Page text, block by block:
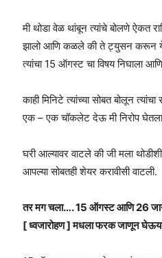
मी थोडा वेळ थांबून त्यांचे बोलणे ऐकत
झालो आणि कळले की ते ट्युसन करून
त्यांचा 15 ऑगस्ट चा विषय निघाला आणि
काही मिनिटे त्यांच्या सोबत बोलून
एक – एक चॉकलेट देऊ मी निरोप
घरी आल्यावर वाटले की जी मला थोडीशी
आपल्या सोबतही शेयर करावीसी वाटली.
तर मग चला…. 15 ऑगस्ट आणि 26
[ ध्वजारोहण ] मधला फरक जाणून